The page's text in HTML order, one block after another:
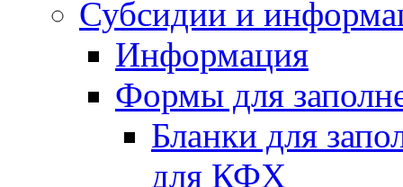
Субсидии и
Информация
Формы для
Бланки для
для КФХ